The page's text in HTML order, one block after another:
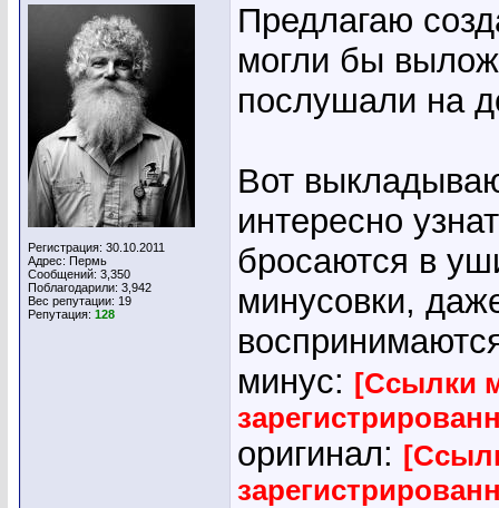
Регистрация: 30.10.2011
Адрес: Пермь
Сообщений: 3,350
Поблагодарили: 3,942
Вес репутации: 19
Репутация: 128
Предлагаю
могли бы
послушали на
Вот
интересно
бросаются в
минусовки,
минус: [Ссылки
оригинал: